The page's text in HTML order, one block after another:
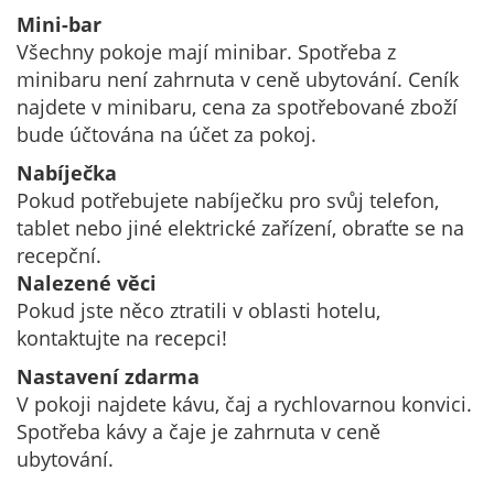
Mini-bar
Všechny pokoje mají minibar. Spotřeba z
minibaru není zahrnuta v ceně ubytování. Ceník
najdete v minibaru, cena za spotřebované zboží
bude účtována na účet za pokoj.
Nabíječka
Pokud potřebujete nabíječku pro svůj telefon,
tablet nebo jiné elektrické zařízení, obraťte se na
recepční.
Nalezené vĕci
Pokud jste něco ztratili v oblasti hotelu,
kontaktujte na recepci!
Nastavení zdarma
V pokoji najdete kávu, čaj a rychlovarnou konvici.
Spotřeba kávy a čaje je zahrnuta v ceně
ubytování.